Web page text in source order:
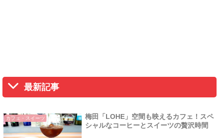
最新記事
カフェ・スイーツ
梅田「LOHE」空間も映えるカフェ！スペ
シャルなコーヒーとスイーツの贅沢時間